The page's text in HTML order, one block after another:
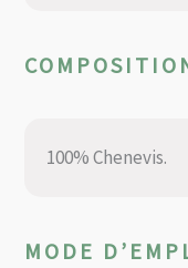
100% Chenevis.
MODE